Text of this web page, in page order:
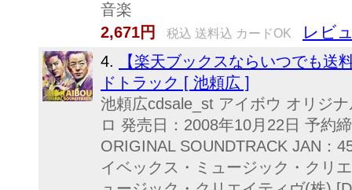
音楽
2,671円
税込 送料込 カードOK レビ
4.
【楽天ブックスならいつでも送
ドトラック [ 池頼広 ]
池頼広cdsale_st アイボウ オリジ
ロ 発売日：2008年10月22日 予約
ORIGINAL SOUNDTRACK JAN：
イベックス・ミュージック・クリ